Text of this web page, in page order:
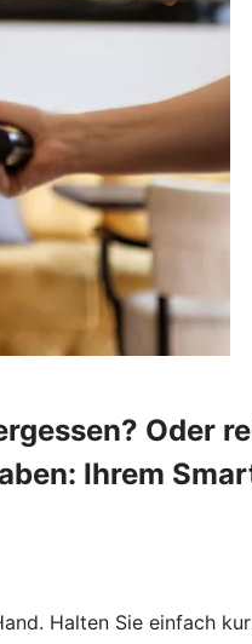
Oder
Ihrem
Halten Sie einfach